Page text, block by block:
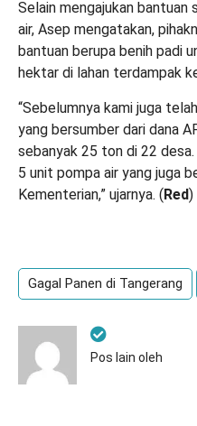
Selain mengajukan bantuan
air, Asep mengatakan,
bantuan berupa benih padi
hektar di lahan terdampak
“Sebelumnya kami juga
yang bersumber dari dana
sebanyak 25 ton di 22
5 unit pompa air yang juga
Kementerian,” ujarnya. ( Red)
Gagal Panen di Tangerang
Pos lain oleh